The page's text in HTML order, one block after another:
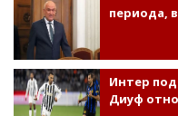
периода,
Интер
Диуф